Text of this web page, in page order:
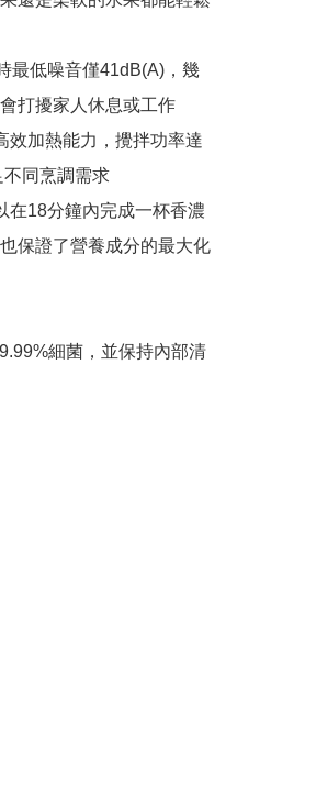
最低噪音僅41dB(A)，幾
打擾家人休息或工作
效加熱能力，攪拌功率達
同烹調需求
在18分鐘內完成一杯香濃
保證了營養成分的最大化
細菌，並保持內部清